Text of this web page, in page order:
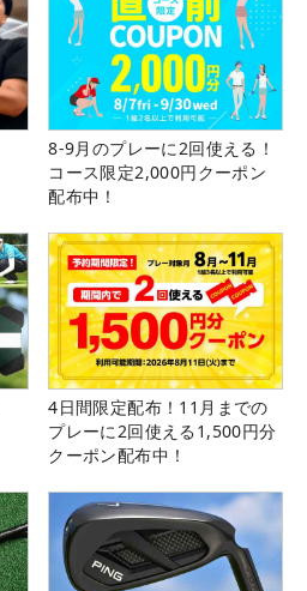
8-9月のプレーに2回使える！
コース限定2,000円クーポン
配布中！
4日間限定配布！11月までの
プレーに2回使える1,500円分
クーポン配布中！